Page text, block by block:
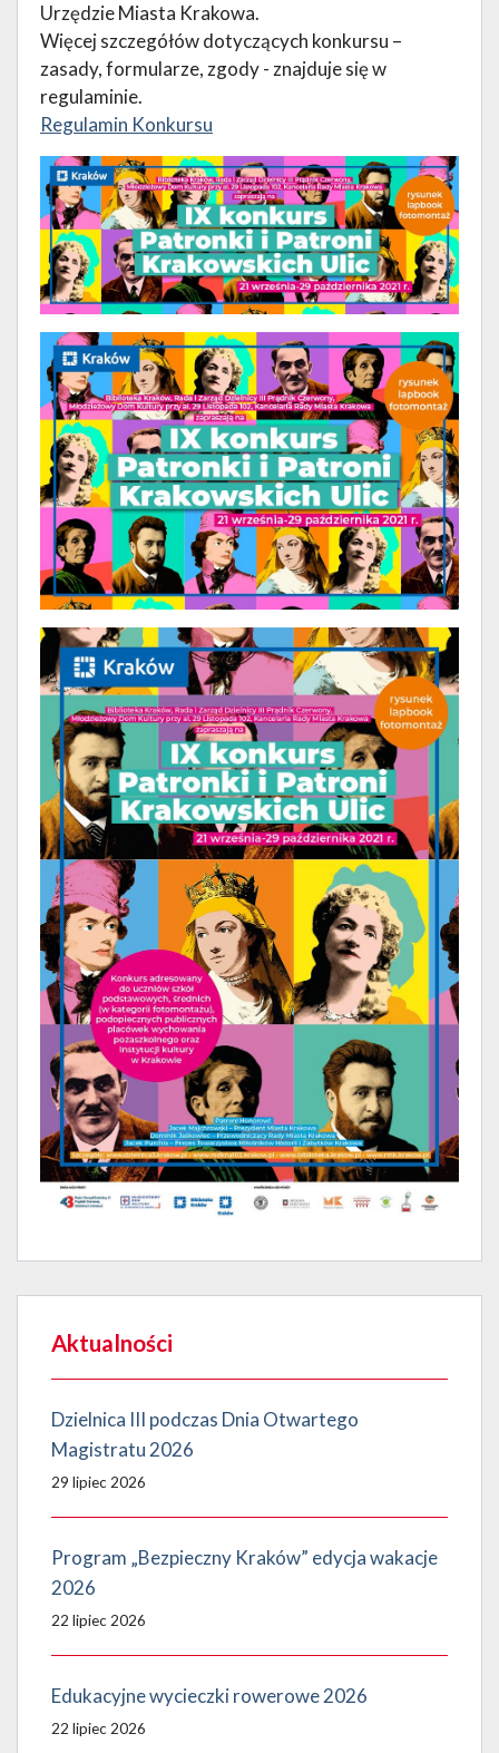
Urzędzie Miasta Krakowa.
Więcej szczegółów dotyczących konkursu –
zasady, formularze, zgody - znajduje się w
regulaminie.
Regulamin Konkursu
Aktualności
Dzielnica III podczas Dnia Otwartego
Magistratu 2026
29 lipiec 2026
Program „Bezpieczny Kraków” edycja wakacje
2026
22 lipiec 2026
Edukacyjne wycieczki rowerowe 2026
22 lipiec 2026